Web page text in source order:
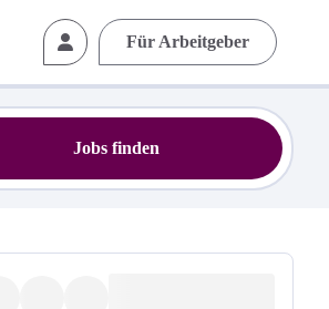
Für Arbeitgeber
Jobs finden